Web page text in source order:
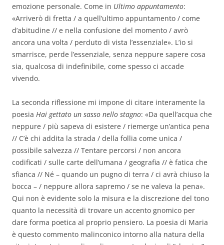
emozione personale. Come in Ultimo appuntamento:
«Arriverò di fretta / a quell’ultimo appuntamento / come
d’abitudine // e nella confusione del momento / avrò
ancora una volta / perduto di vista l’essenziale». L’io si
smarrisce, perde l’essenziale, senza neppure sapere cosa
sia, qualcosa di indefinibile, come spesso ci accade
vivendo.
La seconda riflessione mi impone di citare interamente la
poesia Hai gettato un sasso nello stagno: «Da quell’acqua che
neppure / più sapeva di esistere / riemerge un’antica pena
// C’è chi addita la strada / della follia come unica /
possibile salvezza // Tentare percorsi / non ancora
codificati / sulle carte dell’umana / geografia // è fatica che
sfianca // Né – quando un pugno di terra / ci avrà chiuso la
bocca – / neppure allora sapremo / se ne valeva la pena».
Qui non è evidente solo la misura e la discrezione del tono
quanto la necessità di trovare un accento gnomico per
dare forma poetica al proprio pensiero. La poesia di Maria
è questo commento malinconico intorno alla natura della